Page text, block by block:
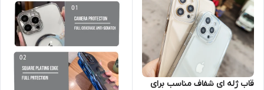
قاب ژله ای شفاف مناسب برای